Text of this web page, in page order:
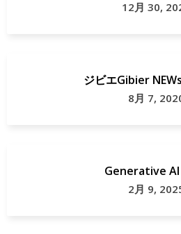
12月 30,
ジビエGibier
8月 7,
Generative
2月 9,